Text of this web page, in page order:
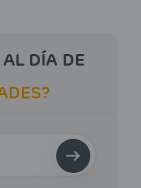
AL DÍA DE